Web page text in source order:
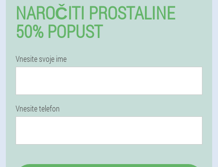
NAROČITI PROSTALINE
50% POPUST
Vnesite svoje ime
Vnesite telefon